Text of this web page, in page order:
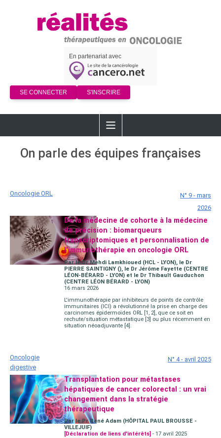
En partenariat avec
SE CONNECTER S'INSCRIRE
On parle des équipes françaises
Oncologie ORL
N° 9 - mars
2026
De la médecine de cohorte à la médecine
de précision : biomarqueurs
transcriptomiques et personnalisation de
l'immunothérapie en oncologie ORL
Par le Dr Mehdi Lamkhioued (HCL - LYON), le Dr
PIERRE SAINTIGNY (), le Dr Jérôme Fayette (CENTRE
LÉON-BÉRARD - LYON) et le Dr Thibault Gauduchon
(CENTRE LÉON BÉRARD - LYON)
16 mars 2026
L'immunothérapie par inhibiteurs de points de contrôle
immunitaires (ICI) a révolutionné la prise en charge des
carcinomes épidermoïdes ORL [1, 2], que ce soit en
rechute/situation métastatique [3] ou plus récemment en
situation néoadjuvante [4].
Oncologie
digestive
N° 4 - avril 2025
Transplantation pour métastases
hépatiques de cancer colorectal : un vrai
changement dans la stratégie
thérapeutique
Par le Pr René Adam (HÔPITAL PAUL BROUSSE -
VILLEJUIF)
[Déclaration de liens d'intérêts]- 17 avril 2025